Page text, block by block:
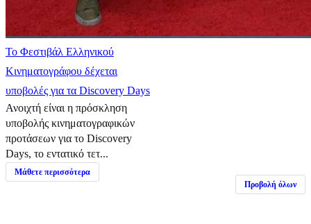
Το Φεστιβάλ Ελληνικού
Κινηματογράφου δέχεται
υποβολές για τα Discovery Days
Ανοιχτή είναι η πρόσκληση
υποβολής κινηματογραφικών
προτάσεων για το Discovery
Days, το εντατικό τετ...
Μάθετε περισσότερα
Προβολή όλων